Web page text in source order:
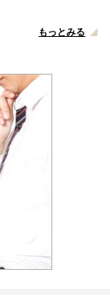
もっとみる